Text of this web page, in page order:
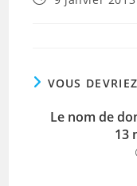
VOUS
Le nom de
13